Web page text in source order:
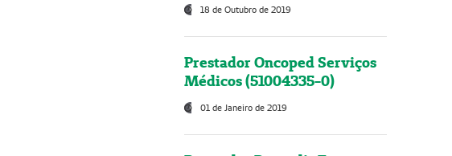
18 de Outubro de 2019
Prestador Oncoped Serviços
Médicos (51004335-0)
01 de Janeiro de 2019